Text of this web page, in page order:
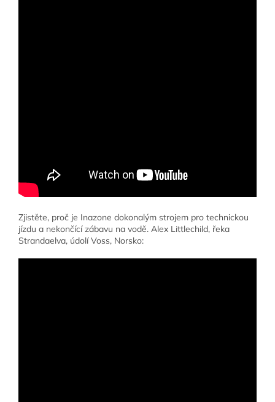
Zjistěte, proč je Inazone dokonalým strojem pro technickou
jízdu a nekončící zábavu na vodě. Alex Littlechild, řeka
Strandaelva, údolí Voss, Norsko: